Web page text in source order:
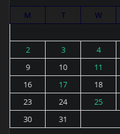
M
T W
2
3 4
9
10 11
16
17 18
23
24 25
30
31